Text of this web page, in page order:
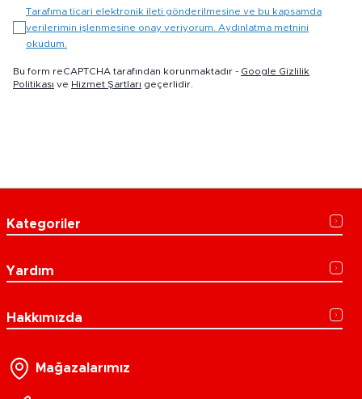
Tarafıma ticari elektronik ileti gönderilmesine ve bu kapsamda
verilerimin işlenmesine onay veriyorum. Aydınlatma metnini
okudum.
Bu form reCAPTCHA tarafından korunmaktadır - Google Gizlilik
Politikası ve Hizmet Şartları geçerlidir.
Kategoriler
Yardım
Hakkımızda
Mağazalarımız